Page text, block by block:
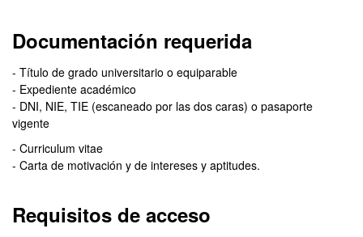
Documentación requerida
- Título de grado universitario o equiparable
- Expediente académico
- DNI, NIE, TIE (escaneado por las dos caras) o pasaporte
vigente
- Curriculum vitae
- Carta de motivación y de intereses y aptitudes.
Requisitos de acceso